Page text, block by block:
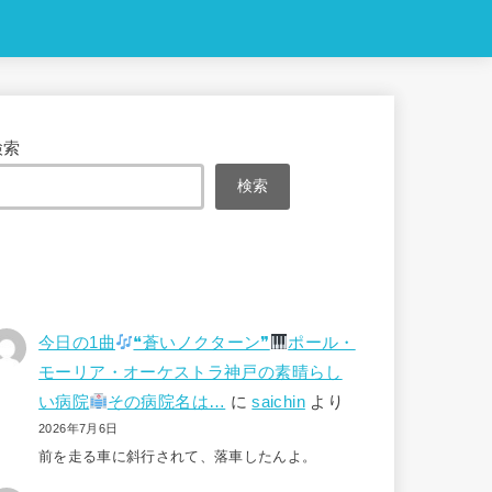
索
検索
今日の1曲 ❝蒼いノクターン❞
ポール・
モーリア・オーケストラ神戸の素晴らし
い病院
その病院名は… にsaichinより
2026年7月6日
前を走る車に斜行されて、落車したんよ。